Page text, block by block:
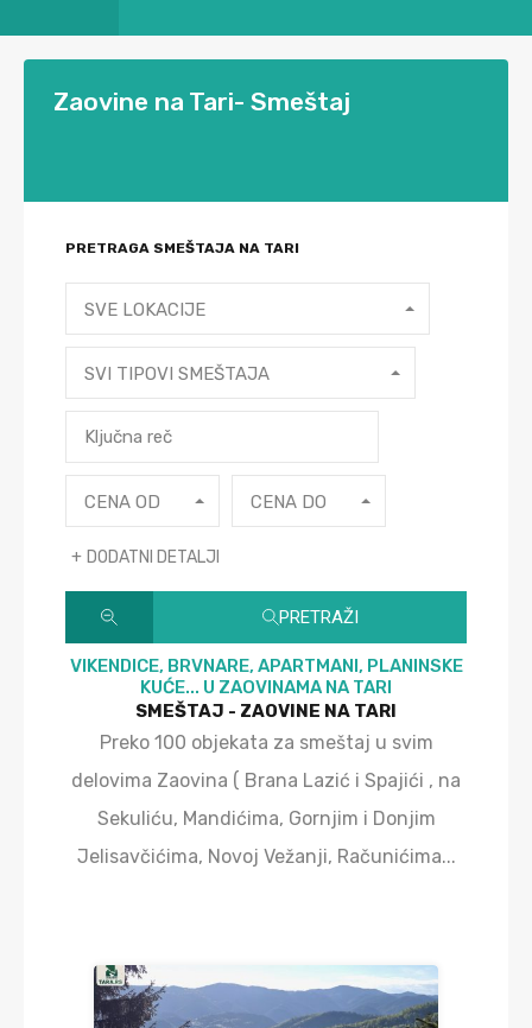
Zaovine na Tari- Smeštaj
PRETRAGA SMEŠTAJA NA TARI
SVE LOKACIJE
SVI TIPOVI SMEŠTAJA
CENA OD CENA DO
DODATNI DETALJI
PRETRAŽI
VIKENDICE, BRVNARE, APARTMANI, PLANINSKE
KUĆE... U ZAOVINAMA NA TARI
SMEŠTAJ - ZAOVINE NA TARI
Preko 100 objekata za smeštaj u svim
delovima Zaovina ( Brana Lazić i Spajići , na
Sekuliću, Mandićima, Gornjim i Donjim
Jelisavčićima, Novoj Vežanji, Računićima...